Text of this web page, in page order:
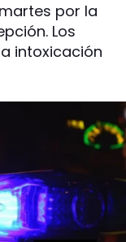
por la
Los
intoxicación